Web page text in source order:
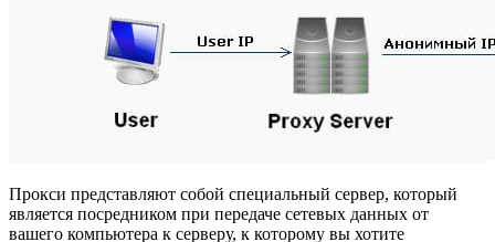
Прокси представляют собой специальный сервер, который
является посредником при передаче сетевых данных от
вашего компьютера к серверу, к которому вы хотите